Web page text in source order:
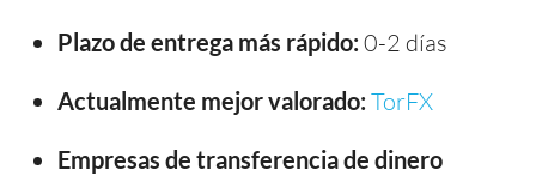
Plazo de entrega más rápido: 0-2 días
Actualmente mejor valorado: TorFX
Empresas de transferencia de dinero